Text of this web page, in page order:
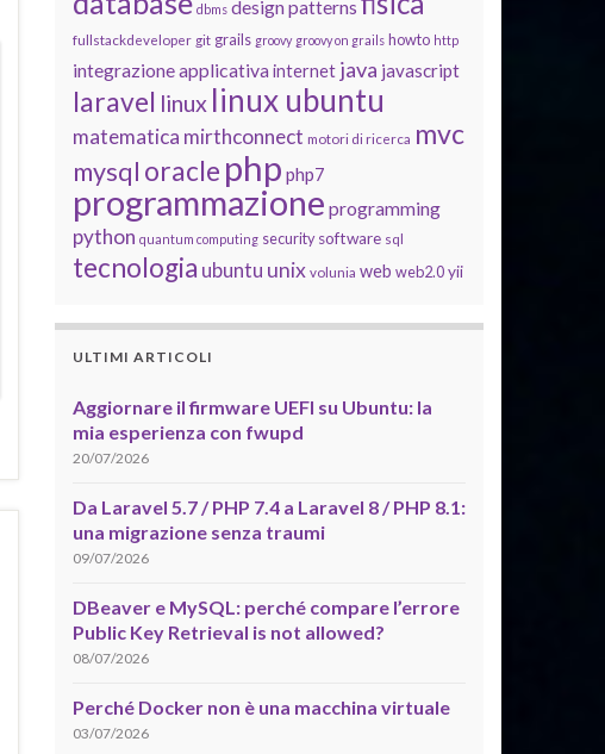
dbms design patterns
fullstackdeveloper git grails groovy groovy on grails howto http
integrazione applicativainternet java javascript
laravel linux linux ubuntu
matematica mirthconnect motori di ricerca mvc
mysql oracle php php7
programmazione programming
python quantum computing security software sql
tecnologia ubuntu unix volunia web web2.0 yii
ULTIMI ARTICOLI
Aggiornare il firmware UEFI su Ubuntu: la
mia esperienza con fwupd
20/07/2026
Da Laravel 5.7 / PHP 7.4 a Laravel 8 / PHP 8.1:
una migrazione senza traumi
09/07/2026
DBeaver e MySQL: perché compare l’errore
Public Key Retrieval is not allowed?
08/07/2026
Perché Docker non è una macchina virtuale
03/07/2026